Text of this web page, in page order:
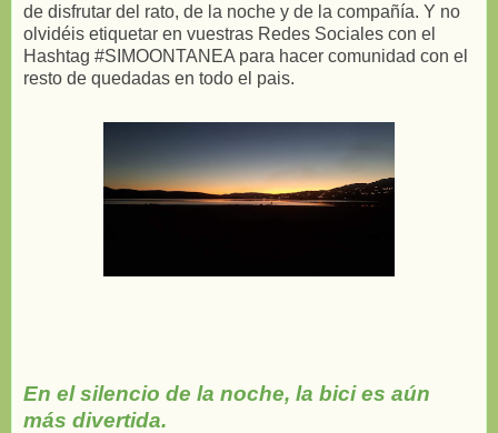
de disfrutar del rato, de la noche y de la compañía. Y no
olvidéis etiquetar en vuestras Redes Sociales con el
Hashtag #SIMOONTANEA para hacer comunidad con el
resto de quedadas en todo el pais.
En el silencio de la noche, la bici es aún
más divertida.